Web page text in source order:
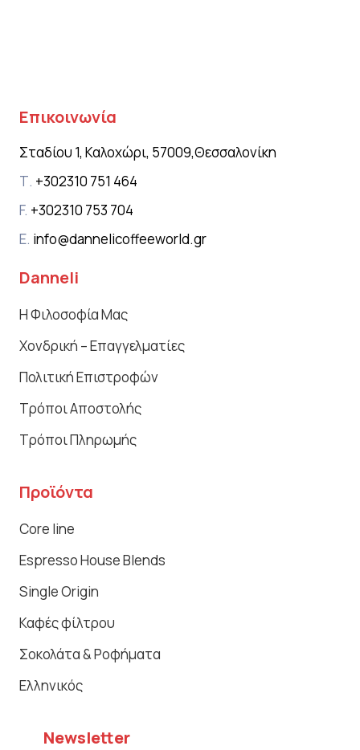
Επικοινωνία
Σταδίου 1, Καλοχώρι, 57009,Θεσσαλονίκη
Τ. +302310 751 464
F. +302310 753 704
E. info@dannelicoffeeworld.gr
Danneli
Η Φιλοσοφία Μας
Χονδρική – Επαγγελματίες
Πολιτική Επιστροφών
Τρόποι Αποστολής
Τρόποι Πληρωμής
Προϊόντα
Core line
Espresso House Blends
Single Origin
Καφές φίλτρου
Σοκολάτα & Ροφήματα
Ελληνικός
Newsletter